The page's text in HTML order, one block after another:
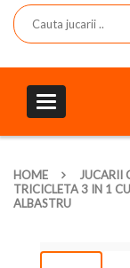
Toggle
navigation
HOME JUCARII
TRICICLETA 3 IN 1
ALBASTRU